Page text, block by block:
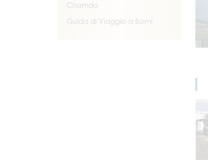
Chamdo
Guida di Viaggio a Bomi